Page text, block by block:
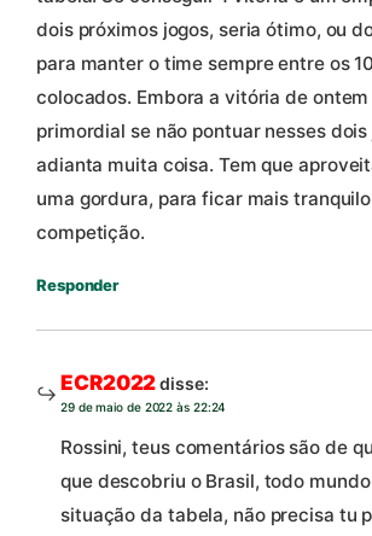
dois próximos jogos, seria ótimo, ou
para manter o time sempre entre os
colocados. Embora a vitória de
primordial se não pontuar nesses
adianta muita coisa. Tem que
uma gordura, para ficar mais
competição.
Responder
ECR2022disse:
29 de maio de 2022 às 22:24
Rossini, teus comentários são de
que descobriu o Brasil, todo
situação da tabela, não precisa tu